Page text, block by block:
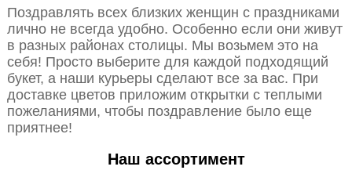
Поздравлять всех близких женщин с праздниками
лично не всегда удобно. Особенно если они живут
в разных районах столицы. Мы возьмем это на
себя! Просто выберите для каждой подходящий
букет, а наши курьеры сделают все за вас. При
доставке цветов приложим открытки с теплыми
пожеланиями, чтобы поздравление было еще
приятнее!
Наш ассортимент